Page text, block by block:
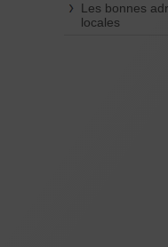
Les bonnes
locales